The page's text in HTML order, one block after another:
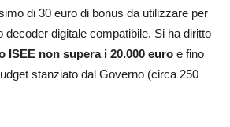
di 30 euro di bonus da utilizzare per
decoder digitale compatibile. Si ha diritto
ISEE non supera i 20.000 euro e fino
stanziato dal Governo (circa 250